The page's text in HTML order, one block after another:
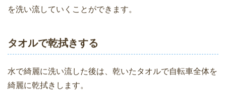
を洗い流していくことができます。
タオルで乾拭きする
水で綺麗に洗い流した後は、乾いたタオルで自転車全体を
綺麗に乾拭きします。